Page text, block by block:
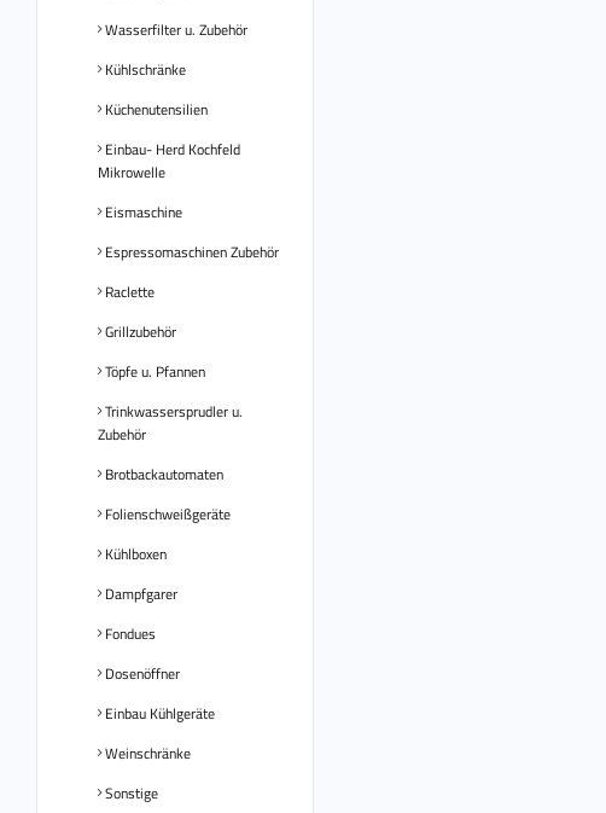
Wasserfilter u. Zubehör
Kühlschränke
Küchenutensilien
Einbau- Herd Kochfeld
Mikrowelle
Eismaschine
Espressomaschinen Zubehör
Raclette
Grillzubehör
Töpfe u. Pfannen
Trinkwassersprudler u.
Zubehör
Brotbackautomaten
Folienschweißgeräte
Kühlboxen
Dampfgarer
Fondues
Dosenöffner
Einbau Kühlgeräte
Weinschränke
Sonstige